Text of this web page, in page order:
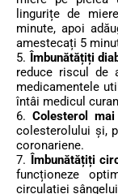
lingurițe de
minute, apoi
amestecați 5
5. Îmbunătățiți
reduce riscul de
medicamentele
întâi medicul
6. Colesterol
colesterolului și,
coronariene.
7. Îmbunătățiți
funcționeze
circulației